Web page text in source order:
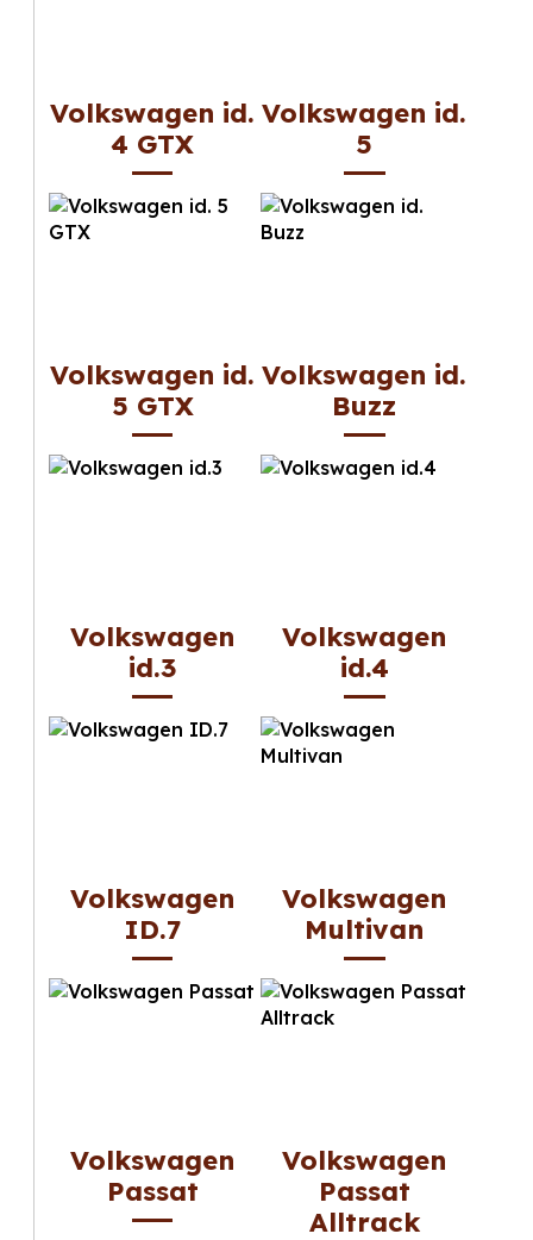
Volkswagen id.
4 GTX
Volkswagen id.
5
Volkswagen id.
5 GTX
Volkswagen id.
Buzz
Volkswagen
id.3
Volkswagen
id.4
Volkswagen
ID.7
Volkswagen
Multivan
Volkswagen
Passat
Volkswagen
Passat
Alltrack